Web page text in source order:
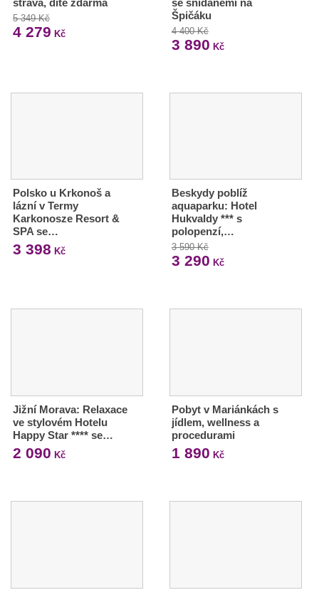
5 349 Kč
4 279 Kč
Špičáku
4 400 Kč
3 890 Kč
Polsko u Krkonoš a
lázní v Termy
Karkonosze Resort &
SPA se…
3 398 Kč
Beskydy poblíž
aquaparku: Hotel
Hukvaldy *** s
polopenzí,…
3 590 Kč
3 290 Kč
Jižní Morava: Relaxace
ve stylovém Hotelu
Happy Star **** se…
2 090 Kč
Pobyt v Mariánkách s
jídlem, wellness a
procedurami
1 890 Kč